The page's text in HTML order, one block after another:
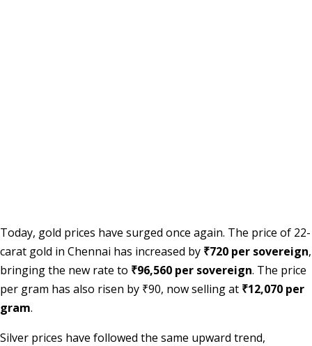
Today, gold prices have surged once again. The price of 22-
carat gold in Chennai has increased by ₹720 per sovereign,
bringing the new rate to ₹96,560 per sovereign. The price
per gram has also risen by ₹90, now selling at ₹12,070 per
gram.
Silver prices have followed the same upward trend,